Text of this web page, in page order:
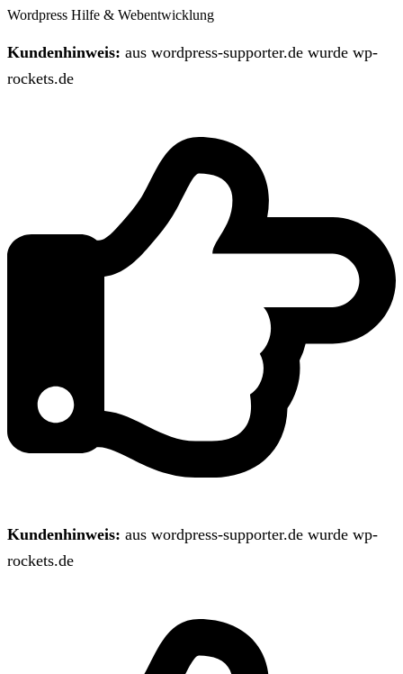
Wordpress Hilfe & Webentwicklung
Kundenhinweis: aus wordpress-supporter.de wurde wp-
rockets.de
Kundenhinweis: aus wordpress-supporter.de wurde wp-
rockets.de